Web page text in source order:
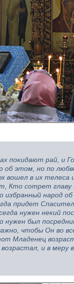
покидают рай, и
об этом, но по
вошел в их
Кто сотрет
избранный народ
придет
нужен некий
нужен был
чтобы Он во
Младенец
и в